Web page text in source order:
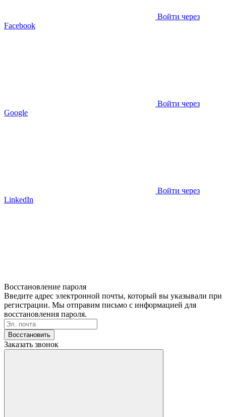
Войти через
Facebook
Войти через
Google
Войти через
LinkedIn
Восстановление пароля
Введите адрес электронной почты, который вы указывали при
регистрации. Мы отправим письмо с информацией для
восстановления пароля.
Восстановить
Заказать звонок